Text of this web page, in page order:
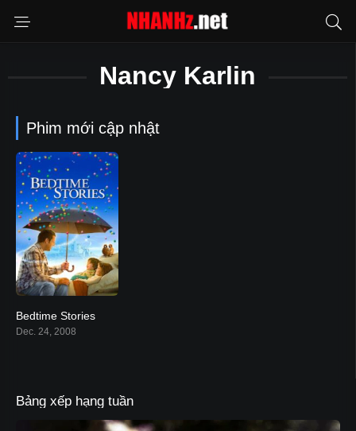
Nancy Karlin
Phim mới cập nhật
Bedtime Stories
Dec. 24, 2008
Bảng xếp hạng tuần